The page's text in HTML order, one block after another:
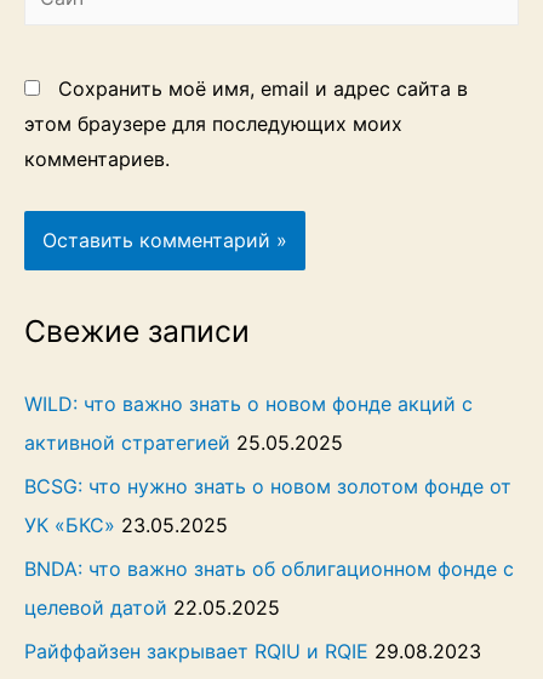
Сохранить моё имя, email и адрес сайта в
этом браузере для последующих моих
комментариев.
Свежие записи
WILD: что важно знать о новом фонде акций с
активной стратегией 25.05.2025
BCSG: что нужно знать о новом золотом фонде от
УК «БКС» 23.05.2025
BNDA: что важно знать об облигационном фонде с
целевой датой 22.05.2025
Райффайзен закрывает RQIU и RQIE 29.08.2023